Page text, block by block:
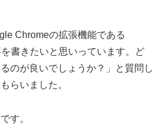
Chromeの拡張機能である
書きたいと思いっています。ど
のが良いでしょうか？」と質問し
らいました。
す。